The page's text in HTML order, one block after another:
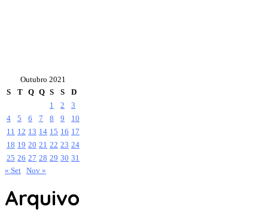
Outubro 2021
S
T Q Q S S
D
1
2
3
4
5 6 7 8 9
10
11 12 13 14 15 16 17
18 19 20 21 22 23 24
25 26 27 28 29 30 31
« Set Nov »
Arquivo